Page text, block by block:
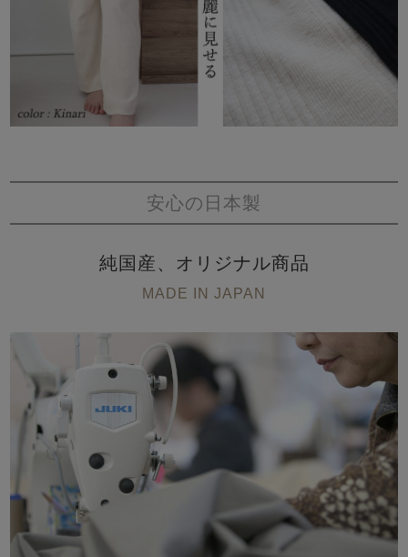
安心の日本製
純国産、オリジナル商品
MADE IN JAPAN